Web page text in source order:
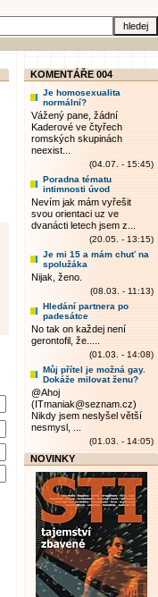
KOMENTÁŘE 004
Je homosexualita
normální?
Vážený pane, žádní
Kaderové ve čtyřech
romských skupinách
neexist...
(04.07. - 15:45)
Poradna tématu
intimnosti úvod
Nevím jak mám vyřešit
svou orientaci uz ve
dvanácti letech jsem z...
(20.05. - 13:15)
Je mi 15 a mám chuť na
spolužáka
Nijak, ženo.
(08.03. - 11:13)
Hledání partnera po
padesátce
No tak on každej není
gerontofil, že.....
(01.03. - 14:08)
Můj přítel je možná gay.
Dokáže milovat ženu?
@Ahoj
(ITmaniak@seznam.cz)
Nikdy jsem neslyšel větší
nesmysl, ...
(01.03. - 14:05)
NOVINKY